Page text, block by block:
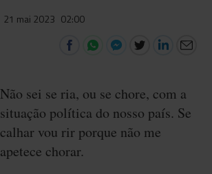
21 mai 2023 02:00
Não sei se ria, ou se chore, com a
situação política do nosso país. Se
calhar vou rir porque não me
apetece chorar.